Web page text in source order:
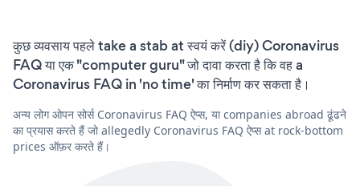
कुछ व्यवसाय पहले take a stab at स्वयं करें (diy) Coronavirus
FAQ या एक "computer guru" जो दावा करता है कि वह a
Coronavirus FAQ in 'no time' का निर्माण कर सकता है।
अन्य लोग ओपन सोर्स Coronavirus FAQ ऐप्स, या companies abroad ढूंढने
का प्रयास करते हैं जो allegedly Coronavirus FAQ ऐप्स at rock-bottom
prices ऑफ़र करते हैं।